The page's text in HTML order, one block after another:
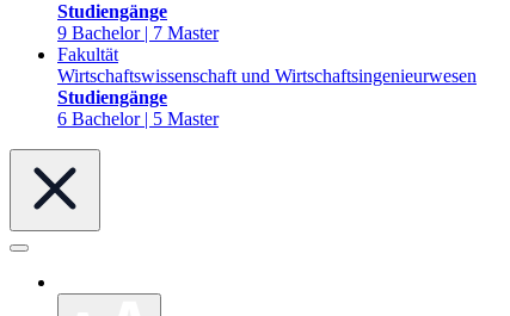
Studiengänge
9 Bachelor | 7 Master
Fakultät
Wirtschaftswissenschaft und Wirtschaftsingenieurwesen
Studiengänge
6 Bachelor | 5 Master